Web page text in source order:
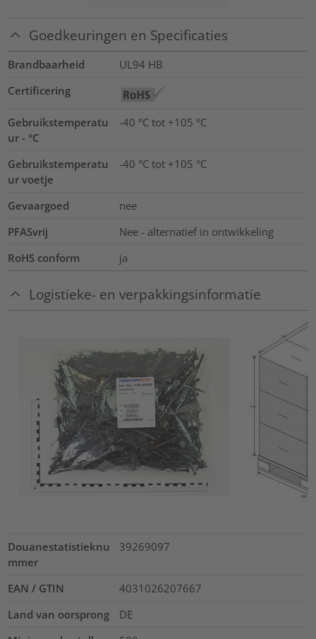
Goedkeuringen en Specificaties
Brandbaarheid
UL94 HB
Certificering
Gebruikstemperatu
ur - °C
-40 °C tot +105 °C
Gebruikstemperatu
ur voetje
-40 °C tot +105 °C
Gevaargoed
nee
PFASvrij
Nee - alternatief in ontwikkeling
RoHS conform
ja
Logistieke- en verpakkingsinformatie
Douanestatistieknu
mmer
39269097
EAN / GTIN
4031026207667
Land van oorsprong
DE